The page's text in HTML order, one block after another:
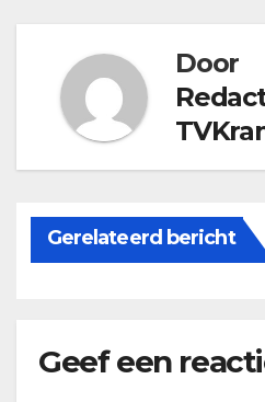
Door
Gerelateerd bericht
Geef een